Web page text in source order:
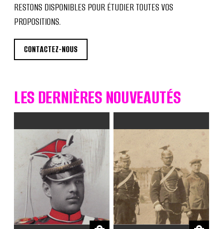
RESTONS DISPONIBLES POUR ÉTUDIER TOUTES VOS
PROPOSITIONS.
CONTACTEZ-NOUS
LES DERNIÈRES NOUVEAUTÉS
€ €